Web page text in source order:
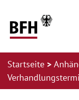
Startseite